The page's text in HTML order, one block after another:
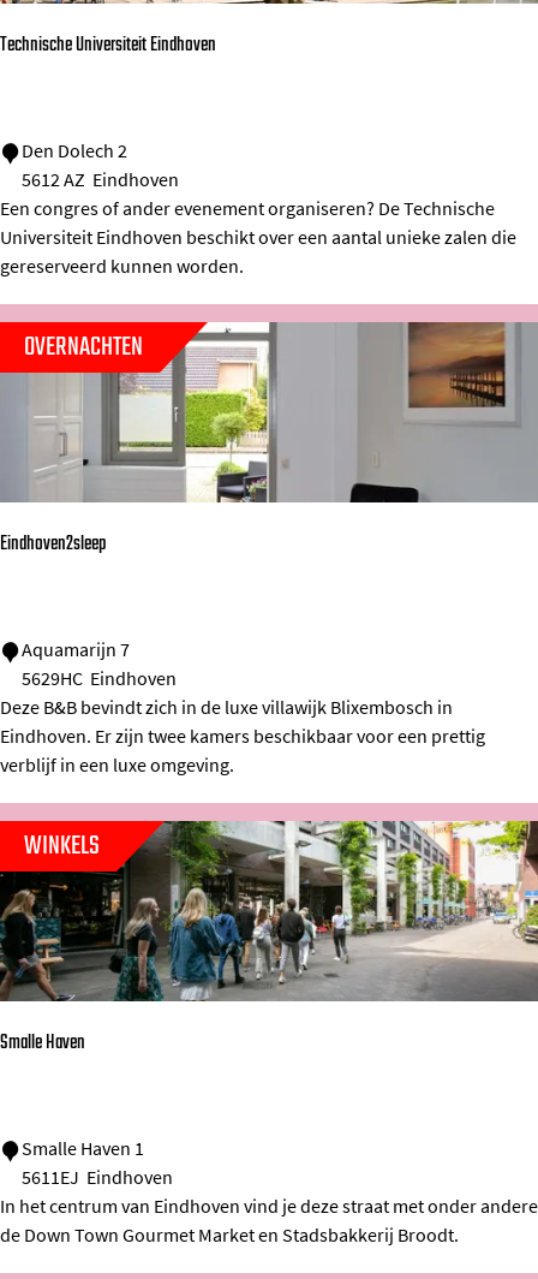
r
a
Technische Universiteit Eindhoven
T
c
h
s
n
e
s
i
t
i
t
E
i
d
v
e
n
Den Dolech 2
5612 AZ Eindhoven
Een congres of ander evenement organiseren? De Technische
Universiteit Eindhoven beschikt over een aantal unieke zalen die
gereserveerd kunnen worden.
Eindhoven2sleep
E
n
d
v
e
n
2
l
p
OVERNACHTEN
Aquamarijn 7
5629HC Eindhoven
Deze B&B bevindt zich in de luxe villawijk Blixembosch in
Eindhoven. Er zijn twee kamers beschikbaar voor een prettig
verblijf in een luxe omgeving.
Smalle Haven
S
a
WINKELS
Smalle Haven 1
5611EJ Eindhoven
In het centrum van Eindhoven vind je deze straat met onder andere
de Down Town Gourmet Market en Stadsbakkerij Broodt.